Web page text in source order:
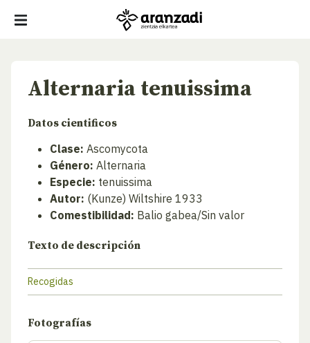
Alternaria tenuissima
Datos cientificos
Clase: Ascomycota
Género: Alternaria
Especie: tenuissima
Autor: (Kunze) Wiltshire 1933
Comestibilidad: Balio gabea/Sin valor
Texto de descripción
Recogidas
Fotografías